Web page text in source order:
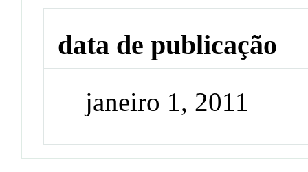
data de publicação
janeiro 1, 2011